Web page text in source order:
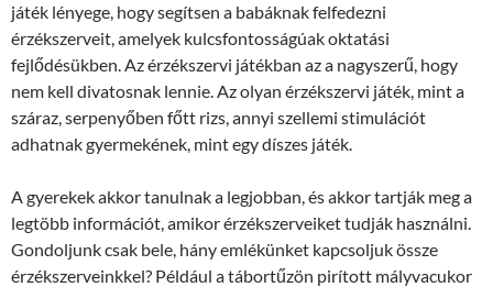
játék lényege, hogy segítsen a babáknak felfedezni
érzékszerveit, amelyek kulcsfontosságúak oktatási
fejlődésükben. Az érzékszervi játékban az a nagyszerű, hogy
nem kell divatosnak lennie. Az olyan érzékszervi játék, mint a
száraz, serpenyőben főtt rizs, annyi szellemi stimulációt
adhatnak gyermekének, mint egy díszes játék.
A gyerekek akkor tanulnak a legjobban, és akkor tartják meg a
legtöbb információt, amikor érzékszerveiket tudják használni.
Gondoljunk csak bele, hány emlékünket kapcsoljuk össze
érzékszerveinkkel? Például a tábortűzön pirított mályvacukor